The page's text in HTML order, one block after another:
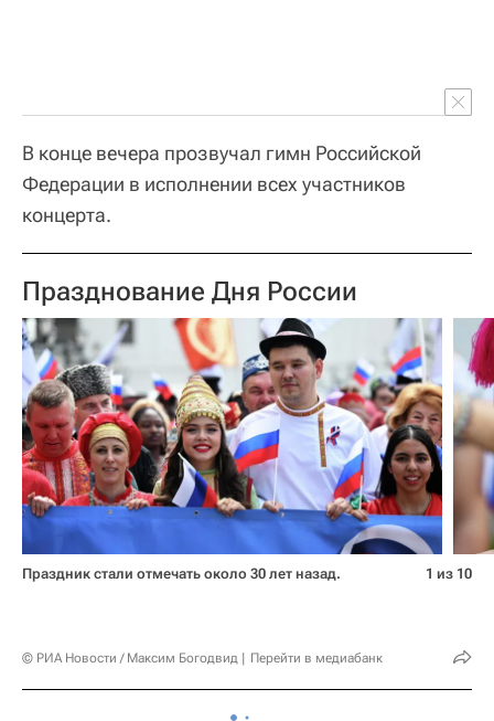
В конце вечера прозвучал гимн Российской
Федерации в исполнении всех участников
концерта.
Празднование Дня России
Праздник стали отмечать около 30 лет назад.
© РИА Новости / Максим Богодвид Перейти в медиабанк
1 из 10